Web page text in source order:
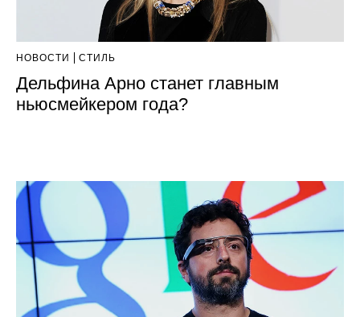
НОВОСТИ СТИЛЬ
Дельфина Арно станет главным
ньюсмейкером года?